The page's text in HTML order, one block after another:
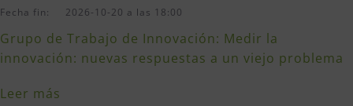
Fecha fin: 2026-10-20 a las 18:00
Grupo de Trabajo de Innovación: Medir la
innovación: nuevas respuestas a un viejo problema
Leer más